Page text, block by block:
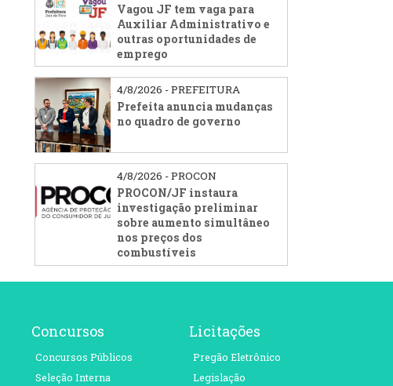
Vagou JF tem vaga para
Auxiliar Administrativo e
outras oportunidades de
emprego
4/8/2026 - PREFEITURA
Prefeita anuncia mudanças
no quadro de governo
4/8/2026 - PROCON
PROCON/JF instaura
investigação preliminar
sobre aumento simultâneo
nos preços dos
combustíveis
Concursos
Concursos Públicos
Seleção Interna
Licitações
Pregão Eletrônico
Legislação